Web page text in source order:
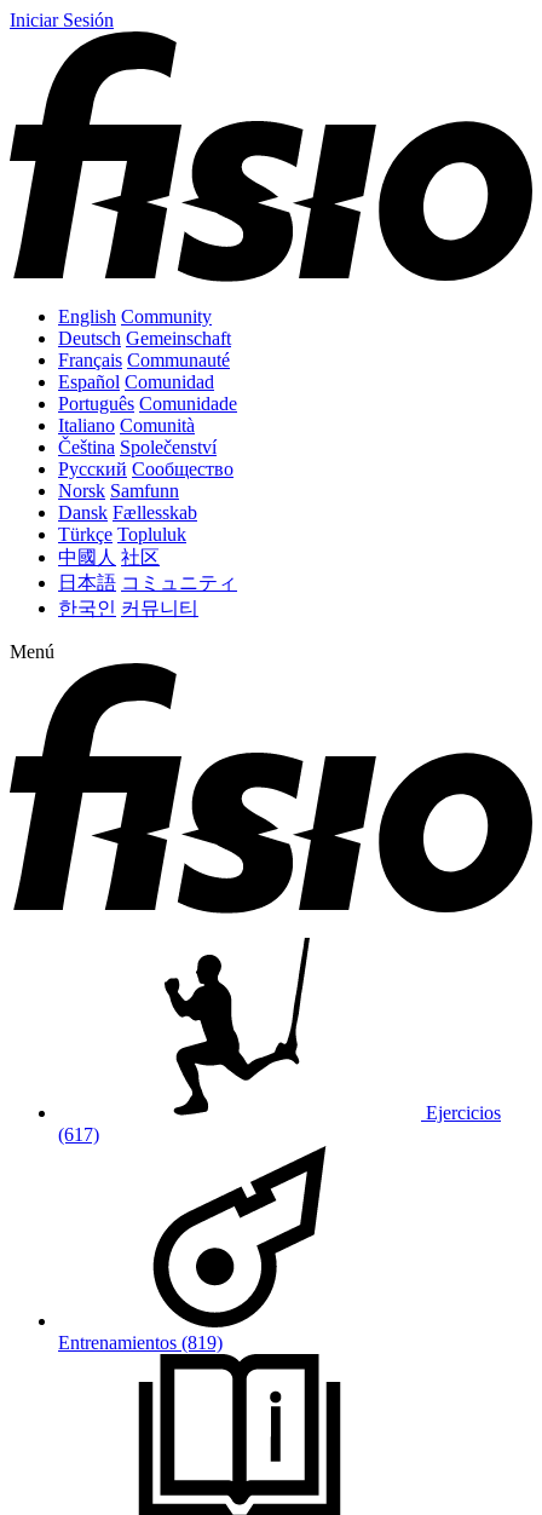
Iniciar Sesión
English Community
Deutsch Gemeinschaft
Français Communauté
Español Comunidad
Português Comunidade
Italiano Comunità
Čeština Společenství
Русский Сообщество
Norsk Samfunn
Dansk Fællesskab
Türkçe Topluluk
中國人 社区
日本語 コミュニティ
한국인 커뮤니티
Menú
Ejercicios
(617)
Entrenamientos (819)